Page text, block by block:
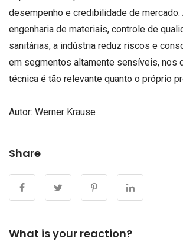
desempenho e credibilidade de mercado.
engenharia de materiais, controle de
sanitárias, a indústria reduz riscos e
em segmentos altamente sensíveis, nos
técnica é tão relevante quanto o próprio
Autor: Werner Krause
Share
What is your reaction?